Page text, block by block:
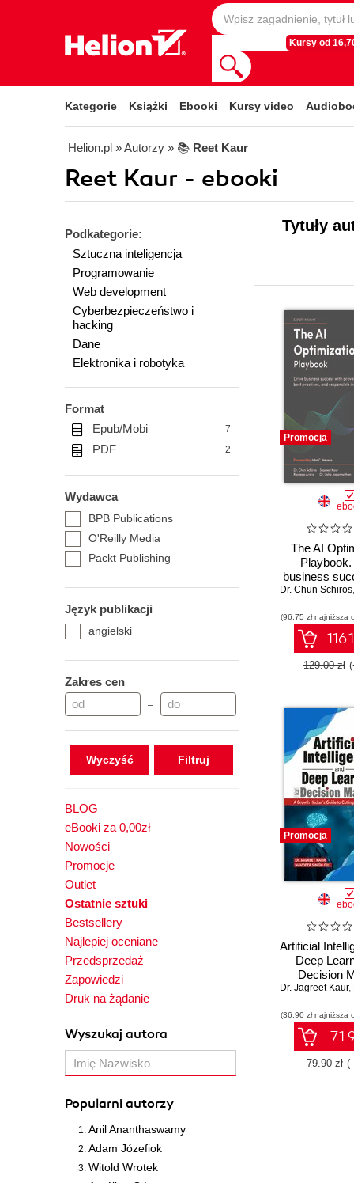
Kursy od
Kategorie Książki Ebooki Kursy video
Helion.pl » Autorzy » 📚 Reet Kaur
Reet Kaur - ebooki
Podkategorie:
Sztuczna inteligencja
Programowanie
Web development
Cyberbezpieczeństwo i
hacking
Dane
Elektronika i robotyka
Format
Epub/Mobi
7
PDF 2
Wydawca
BPB Publications
O'Reilly Media
Packt Publishing
Język publikacji
angielski
Zakres cen
–
Wyczyść
BLOG
eBooki za 0,00zł
Nowości
Promocje
Outlet
Ostatnie sztuki
Bestsellery
Najlepiej oceniane
Przedsprzedaż
Zapowiedzi
Druk na żądanie
Wyszukaj autora
Popularni autorzy
Anil Ananthaswamy
Adam Józefiok
Witold Wrotek
Tytuły
Promocja
The AI
business
proven AI
responsible
Dr. Chun Schiros
(96,75 zł najniższa
129.00 zł
Promocja
Artificial
Deep
Decision
Dr. Jagreet Kaur,
(36,90 zł najniższa
79.90 zł